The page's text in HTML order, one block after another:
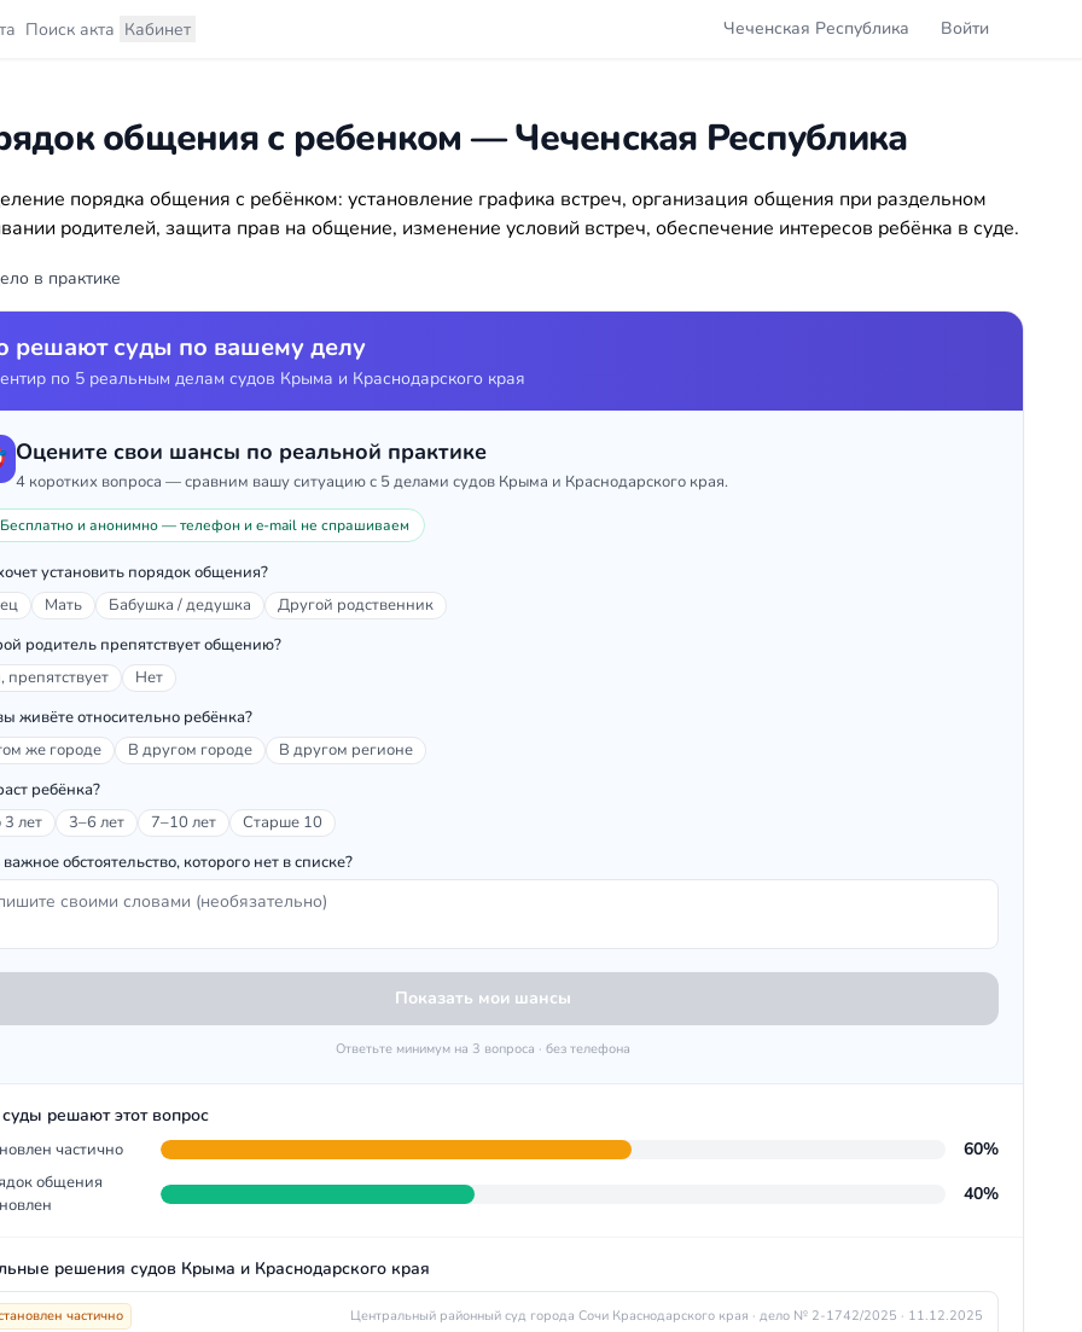
Поиск акта Кабинет Чеченская Республика Войти
общения с ребенком — Чеченская Республика
порядка общения с ребёнком: установление графика встреч, организация общения при раздельном
родителей, защита прав на общение, изменение условий встреч, обеспечение интересов ребёнка в суде.
в практике
решают суды по вашему делу
по 5 реальным делам судов Крыма и Краснодарского края
Оцените свои шансы по реальной практике
4 коротких вопроса — сравним вашу ситуацию с 5 делами судов Крыма и Краснодарского края.
Бесплатно и анонимно — телефон и e-mail не спрашиваем
установить порядок общения?
Мать Бабушка / дедушка
Другой родственник
родитель препятствует общению?
препятствует
Нет
живёте относительно ребёнка?
же городе
В другом городе
В другом регионе
ребёнка?
лет
3–6 лет 7–10 лет
Старше 10
важное обстоятельство, которого нет в списке?
Показать мои шансы
Ответьте минимум на 3 вопроса · без телефона
решают этот вопрос
частично 60%
общения
40%
решения судов Крыма и Краснодарского края
частично Центральный районный суд города Сочи Краснодарского края · дело № 2-1742/2025 · 11.12.2025